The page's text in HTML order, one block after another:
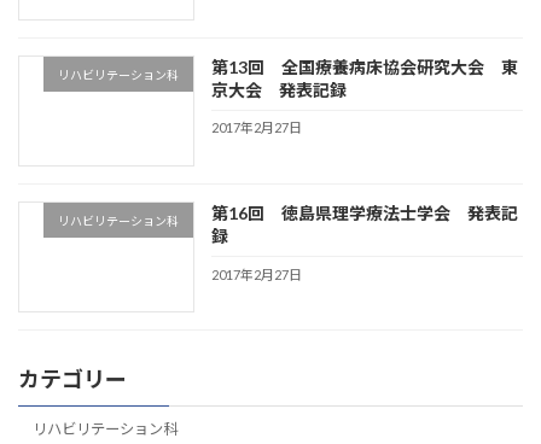
リハビリテーション科
第13回 全国療養病床協会研究大会 東
京大会 発表記録
2017年2月27日
リハビリテーション科
第16回 徳島県理学療法士学会 発表記
録
2017年2月27日
カテゴリー
リハビリテーション科